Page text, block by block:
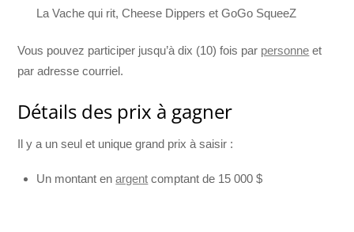
La Vache qui rit, Cheese Dippers et GoGo SqueeZ
Vous pouvez participer jusqu’à dix (10) fois par personne et
par adresse courriel.
Détails des prix à gagner
Il y a un seul et unique grand prix à saisir :
Un montant enargent comptant de 15 000 $